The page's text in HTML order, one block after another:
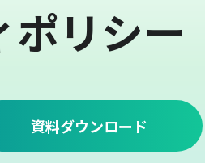
ポリシー
資料ダウンロード